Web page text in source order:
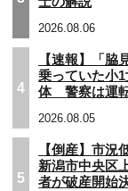
2026.08.06
4
【速報】「
乗っていた小
体 警察は運
2026.08.05
5
【倒産】市
新潟市中央区
者が破産開始